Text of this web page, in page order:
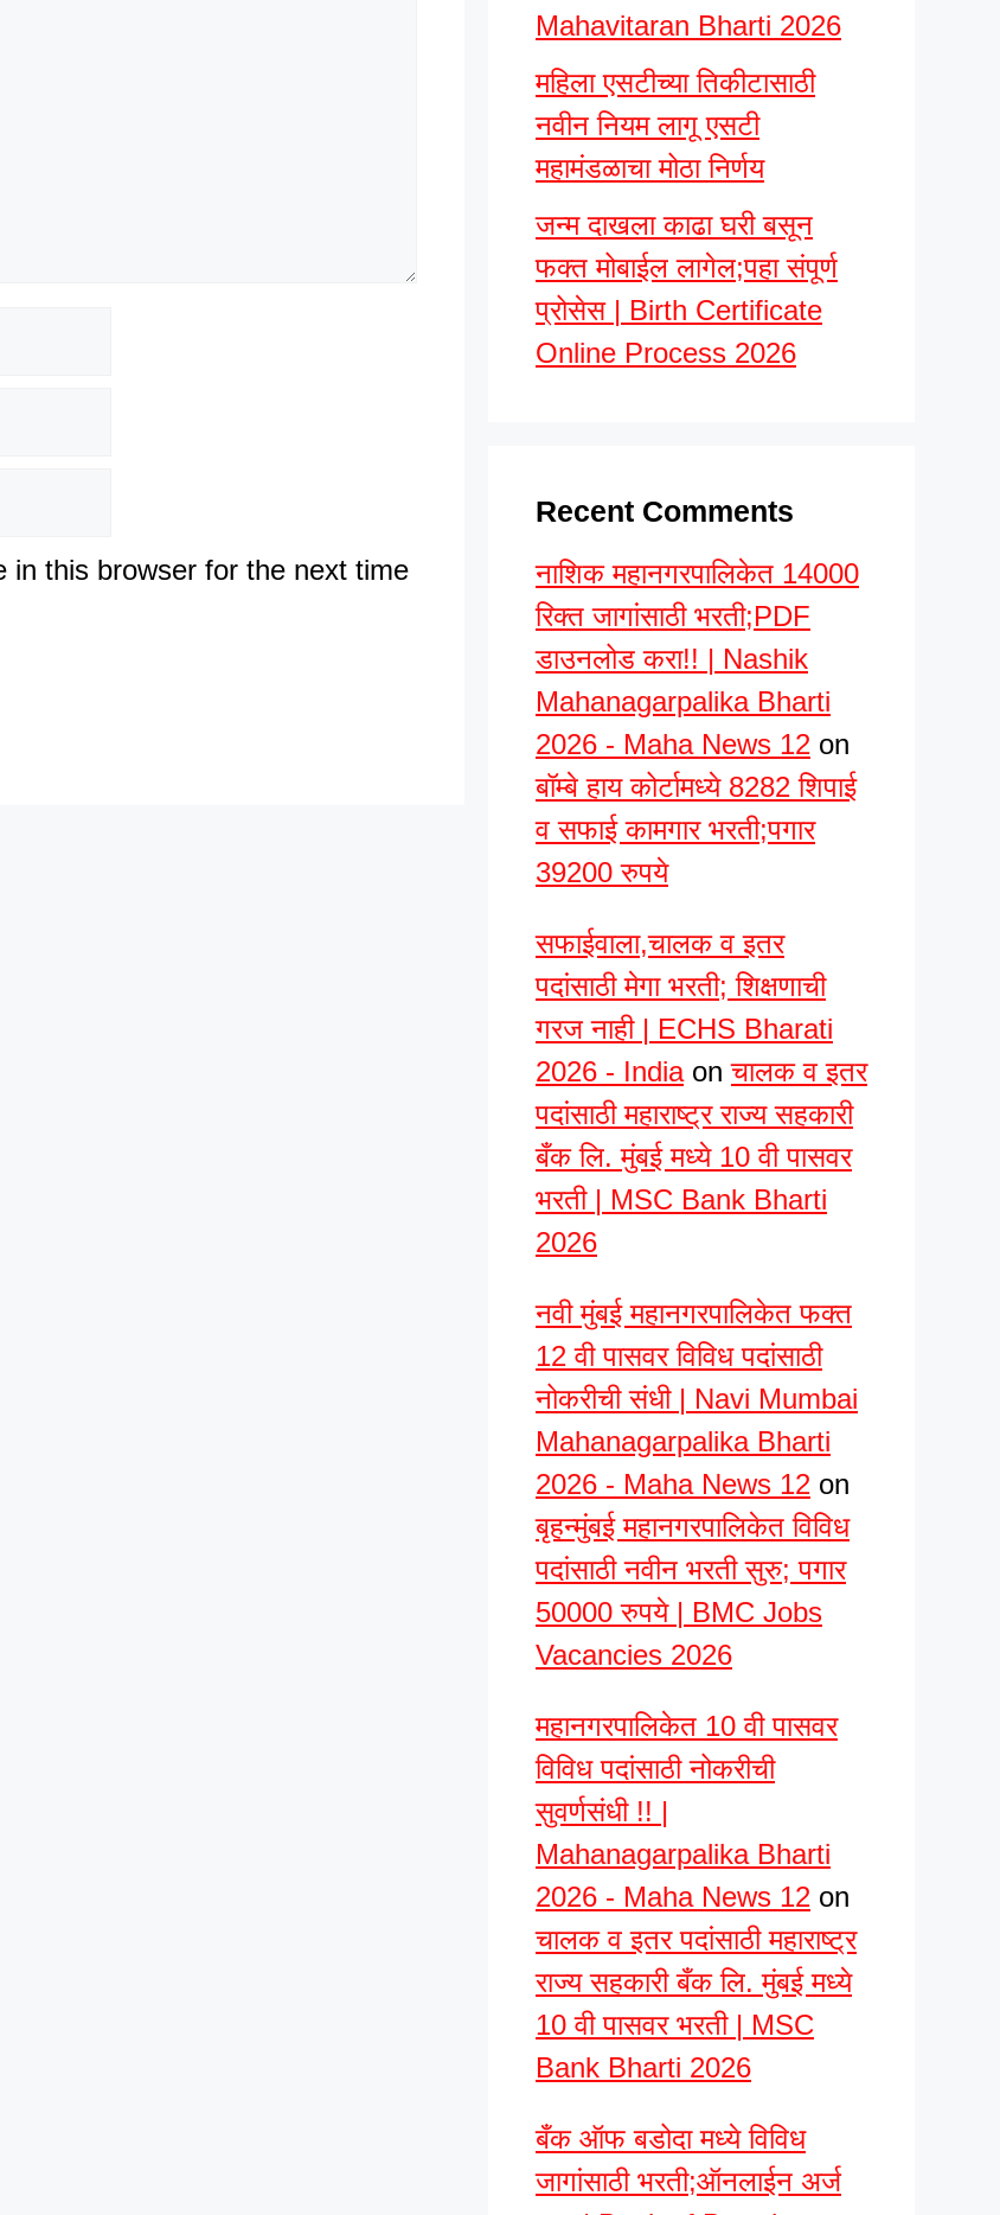
in this browser for the next time
Mahavitaran Bharti 2026
महिला एसटीच्या तिकीटासाठी
नवीन नियम लागू एसटी
महामंडळाचा मोठा निर्णय
जन्म दाखला काढा घरी बसून
फक्त मोबाईल लागेल;पहा संपूर्ण
प्रोसेस | Birth Certificate
Online Process 2026
Recent Comments
नाशिक महानगरपालिकेत 14000
रिक्त जागांसाठी भरती;PDF
डाउनलोड करा!! | Nashik
Mahanagarpalika Bharti
2026 - Maha News 12 on
बॉम्बे हाय कोर्टामध्ये 8282 शिपाई
व सफाई कामगार भरती;पगार
39200 रुपये
सफाईवाला,चालक व इतर
पदांसाठी मेगा भरती; शिक्षणाची
गरज नाही | ECHS Bharati
2026 - Indiaonचालक व इतर
पदांसाठी महाराष्ट्र राज्य सहकारी
बँक लि. मुंबई मध्ये 10 वी पासवर
भरती | MSC Bank Bharti
2026
नवी मुंबई महानगरपालिकेत फक्त
12 वी पासवर विविध पदांसाठी
नोकरीची संधी | Navi Mumbai
Mahanagarpalika Bharti
2026 - Maha News 12 on
बृहन्मुंबई महानगरपालिकेत विविध
पदांसाठी नवीन भरती सुरु; पगार
50000 रुपये | BMC Jobs
Vacancies 2026
महानगरपालिकेत 10 वी पासवर
विविध पदांसाठी नोकरीची
सुवर्णसंधी !! |
Mahanagarpalika Bharti
2026 - Maha News 12 on
चालक व इतर पदांसाठी महाराष्ट्र
राज्य सहकारी बँक लि. मुंबई मध्ये
10 वी पासवर भरती | MSC
Bank Bharti 2026
बँक ऑफ बडोदा मध्ये विविध
जागांसाठी भरती;ऑनलाईन अर्ज